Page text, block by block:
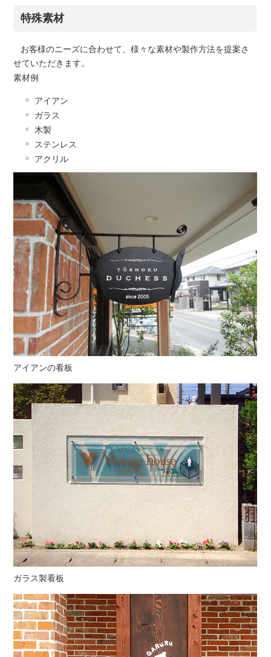
特殊素材
お客様のニーズに合わせて、様々な素材や製作方法を提案さ
せていただきます。
素材例
アイアン
ガラス
木製
ステンレス
アクリル
アイアンの看板
ガラス製看板